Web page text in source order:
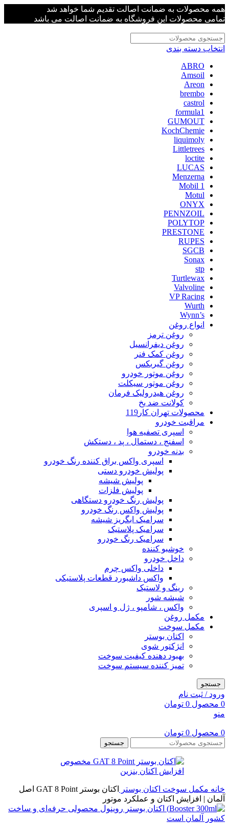
همه محصولات به ضمانت اصالت تقدیم شما خواهد شد
تمامی محصولات این فروشگاه به ضمانت اصالت می باشد
انتخاب دسته بندی
ABRO
Amsoil
Areon
brembo
castrol
formula1
GUMOUT
KochChemie
liquimoly
Littletrees
loctite
LUCAS
Menzerna
Mobil 1
Motul
ONYX
PENNZOIL
POLYTOP
PRESTONE
RUPES
SGCB
Sonax
stp
Turtlewax
Valvoline
VP Racing
Wurth
Wynn’s
انواع روغن
روغن ترمز
روغن دیفرانسیل
روغن کمک فنر
روغن گیربکس
روغن موتور خودرو
روغن موتور سیکلت
روغن هیدرولیک فرمان
کولانت ضد یخ
محصولات تهران کار119
مراقبت خودرو
اسپری تصفیه هوا
اسفنج ، دستمال ، پد ، دستکش
بدنه خودرو
اسپری واکس براق کننده رنگ خودرو
پولیش خودرو دستی
پولیش شیشه
پولیش فلزات
پولیش رنگ خودرو دستگاهی
پولیش واکس رنگ خودرو
سرامیک ابگریز شیشه
سرامیک پلاستیک
سرامیک رنگ خودرو
خوشبو کننده
داخل خودرو
داخلی واکس چرم
واکس داشبورد قطعات پلاستیکی
رینگ و لاستیک
شیشه شور
واکس ، شامپو ، ژل و اسپری
مکمل روغن
مکمل سوخت
اکتان بوستر
انژکتور شوی
بهبود دهنده کیفیت سوخت
تمیز کننده سیستم سوخت
جستجو
ورود / ثبت نام
0 محصول 0 تومان
منو
0 محصول 0 تومان
جستجو
خانه مکمل سوخت اکتان بوستر
اکتان بوستر GAT 8 Point اصل
آلمان | افزایش اکتان و عملکرد موتور